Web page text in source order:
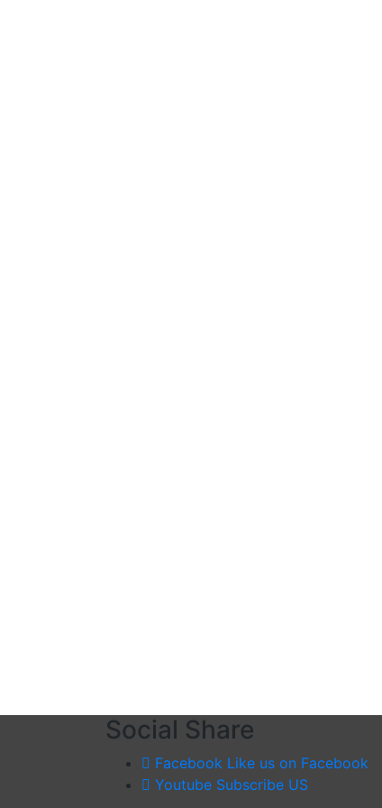
Social Share
Facebook Like us on Facebook
Youtube Subscribe US